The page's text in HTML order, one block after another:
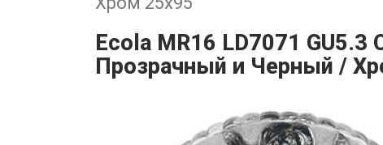
Ecola MR16 LD7071
Прозрачный и Черный /